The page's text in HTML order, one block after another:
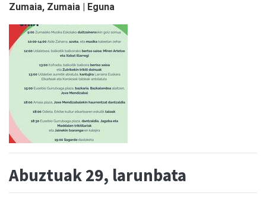
Zumaia, Zumaia | Eguna
Abuztuak 29, larunbata